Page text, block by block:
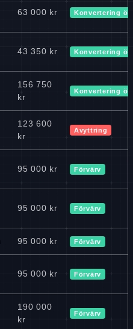
63 000 kr Konvertering
43 350 kr Konvertering
156 750
kr
Konvertering
123 600
kr
Avyttring
95 000 kr Förvärv
95 000 kr Förvärv
95 000 kr Förvärv
95 000 kr Förvärv
190 000
kr
Förvärv